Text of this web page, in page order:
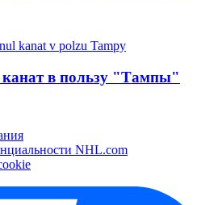
канат в пользу "Тампы"
NHL.com